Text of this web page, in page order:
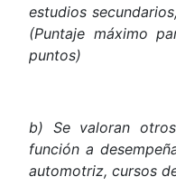
estudios
(Puntaje máximo
puntos)
b) Se valoran
función a
automotriz, cursos